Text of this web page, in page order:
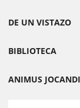
DE UN VISTAZO
BIBLIOTECA
ANIMUS JOCANDI